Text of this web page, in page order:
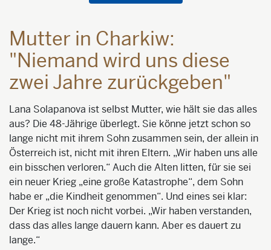
Mutter in Charkiw:
"Niemand wird uns diese
zwei Jahre zurückgeben"
Lana Solapanova ist selbst Mutter, wie hält sie das alles
aus? Die 48-Jährige überlegt. Sie könne jetzt schon so
lange nicht mit ihrem Sohn zusammen sein, der allein in
Österreich ist, nicht mit ihren Eltern. „Wir haben uns alle
ein bisschen verloren.“ Auch die Alten litten, für sie sei
ein neuer Krieg „eine große Katastrophe“, dem Sohn
habe er „die Kindheit genommen“. Und eines sei klar:
Der Krieg ist noch nicht vorbei. „Wir haben verstanden,
dass das alles lange dauern kann. Aber es dauert zu
lange.“